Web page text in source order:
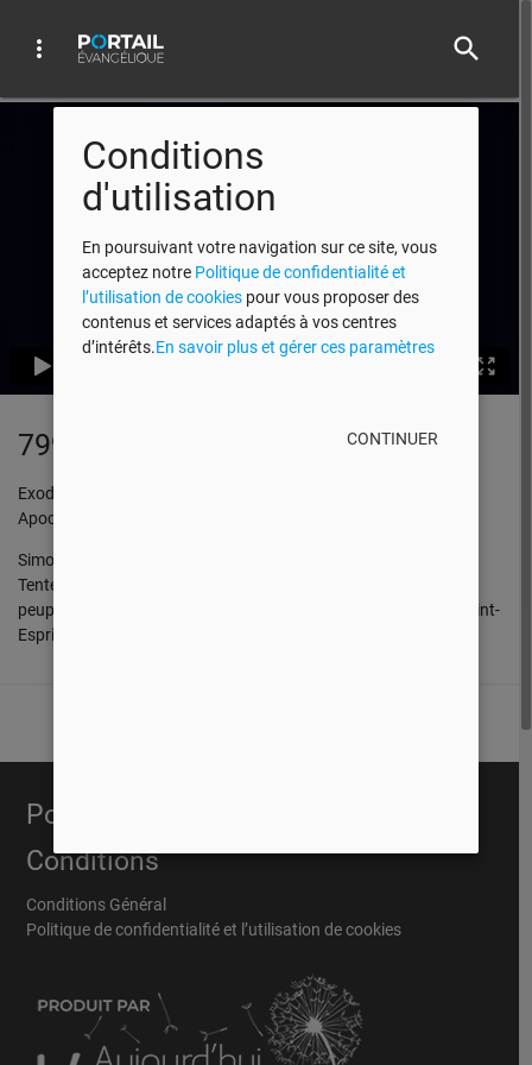
more_vert search
799 : Qu’est-ce que le Tabernacle ?
Exode 25.8, Matthieu 1.23, Jean 3.18; 16.7, 1 Corinthiens 6.19,
Apocalypse 22.3b-5
Simon Ouellette et Martin Jalbert nous parlent aujourd’hui de la
Tente de la rencontre, le Tabernacle, où Dieu rencontrait son
peuple. De nos jours, Dieu habite en chaque croyant par son Saint-
Esprit.
Portail Évangélique
Conditions
Conditions Général
Politique de confidentialité et l’utilisation de cookies
Conditions
d'utilisation
En poursuivant votre navigation sur ce site, vous
acceptez notre Politique de confidentialité et
l’utilisation de cookiespour vous proposer des
contenus et services adaptés à vos centres
d’intérêts.En savoir plus et gérer ces paramètres
CONTINUER